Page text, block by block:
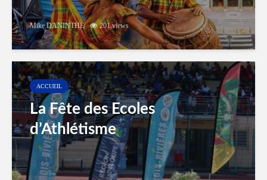
Mike DANINTHE 201 views
ACCUEIL
La Fête des Ecoles
d’Athlétisme